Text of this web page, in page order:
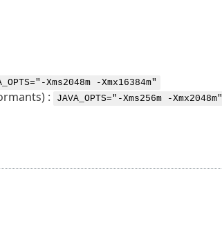
Xms2048m -Xmx16384m"
: JAVA_OPTS="-Xms256m -Xmx2048m"